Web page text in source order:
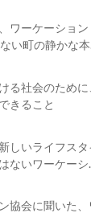
ワーケーション
い町の静かな本
る社会のために
きること
しいライフスタ
ないワーケーシ
協会に聞いた、